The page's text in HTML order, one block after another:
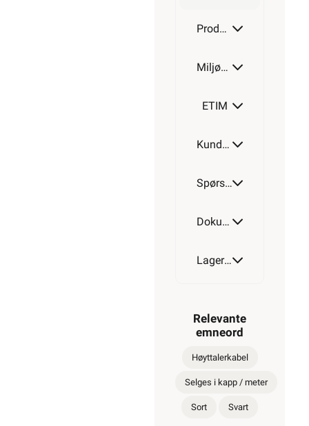
Produktdetaljer
Miljøparametere
ETIM
Kundeomtale
Spørsmål og svar
Dokumentasjon
Lagerstatus
Relevante
emneord
Høyttalerkabel
Selges i kapp / meter
Sort Svart